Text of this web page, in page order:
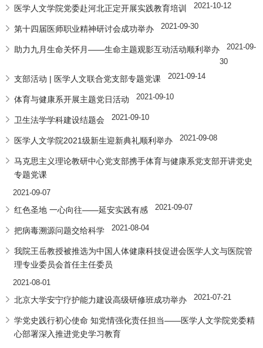
医学人文学院党委赴河北正定开展实践教育培训 2021-10-12
第十四届医师职业精神研讨会成功举办 2021-09-30
助力九月生命关怀月——生命主题观影互动活动顺利举办
2021-09-
30
支部活动 | 医学人文联合党支部专题党课 2021-09-14
体育与健康系开展主题党日活动 2021-09-10
卫生法学学科建设结题会 2021-09-10
医学人文学院2021级新生迎新典礼顺利举办 2021-09-08
马克思主义理论教研中心党支部携手体育与健康系党支部开讲党史
专题党课
2021-09-07
红色圣地 一心向往——延安实践有感 2021-09-07
把病毒溯源问题交给科学 2021-08-04
我院王岳教授被推选为中国人体健康科技促进会医学人文与医院管
理专业委员会首任主任委员
2021-08-01
北京大学安宁疗护能力建设高级研修班成功举办 2021-07-21
学党史践行初心使命 知党情强化责任担当——医学人文学院党委精
心部署深入推进党史学习教育